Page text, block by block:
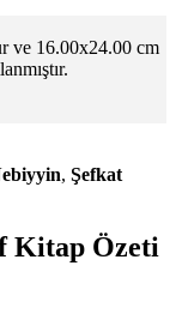
ve 16.00x24.00 cm
, Şefkat
Kitap Özeti